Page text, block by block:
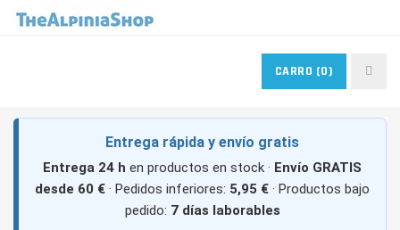
CONTACTO
CARRO (0)
Entrega rápida y envío gratis
Entrega 24 h en productos en stock · Envío GRATIS
desde 60 € · Pedidos inferiores: 5,95 € · Productos bajo
pedido: 7 días laborables